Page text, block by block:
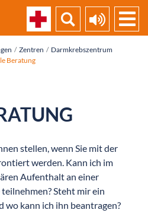
Zentren
Darmkrebszentrum
Beratung
stellen, wenn Sie mit der
werden. Kann ich im
Aufenthalt an einer
Steht mir ein
wo kann ich ihn beantragen?